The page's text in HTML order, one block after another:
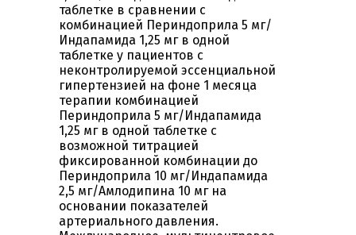
таблетке в сравнении с
комбинацией Периндоприла 5 мг/
Индапамида 1,25 мг в одной
таблетке у пациентов с
неконтролируемой эссенциальной
гипертензией на фоне 1 месяца
терапии комбинацией
Периндоприла 5 мг/Индапамида
1,25 мг в одной таблетке с
возможной титрацией
фиксированной комбинации до
Периндоприла 10 мг/Индапамида
2,5 мг/Амлодипина 10 мг на
основании показателей
артериального давления.